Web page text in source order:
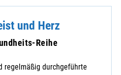
und Herz
Reihe
regelmäßig durchgeführte